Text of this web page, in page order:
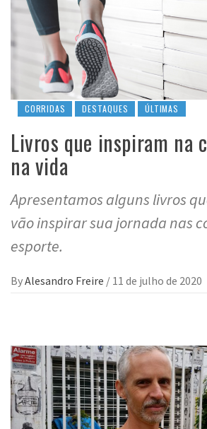
CORRIDAS DESTAQUES ÚLTIMAS
Livros que inspiram na
na vida
Apresentamos alguns livros
vão inspirar sua jornada nas
esporte.
ByAlesandro Freire / 11 de julho de 2020